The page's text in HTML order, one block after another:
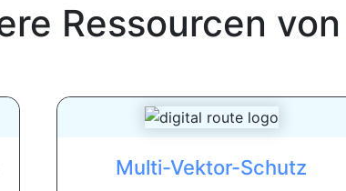
Ressourcen von
Multi-Vektor-Schutz